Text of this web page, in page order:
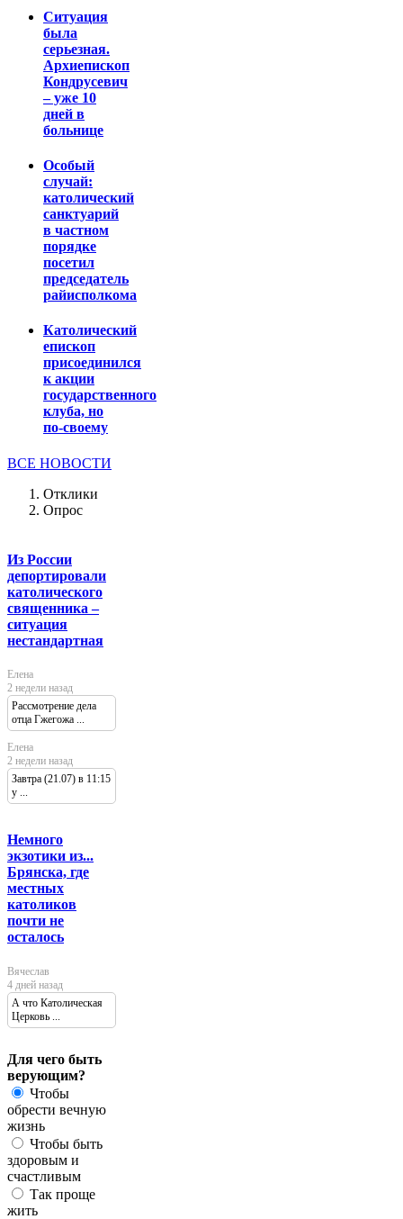
Ситуация
была
серьезная.
Архиепископ
Кондрусевич
– уже 10
дней в
больнице
Особый
случай:
католический
санктуарий
в частном
порядке
посетил
председатель
райисполкома
Католический
епископ
присоединился
к акции
государственного
клуба, но
по-своему
ВСЕ НОВОСТИ
Отклики
Опрос
Из России
депортировали
католического
священника –
ситуация
нестандартная
Елена
2 недели назад
Рассмотрение дела
отца Гжегожа ...
Елена
2 недели назад
Завтра (21.07) в 11:15
у ...
Немного
экзотики из...
Брянска, где
местных
католиков
почти не
осталось
Вячеслав
4 дней назад
А что Католическая
Церковь ...
Для чего быть
верующим?
Чтобы
обрести вечную
жизнь
Чтобы быть
здоровым и
счастливым
Так проще
жить